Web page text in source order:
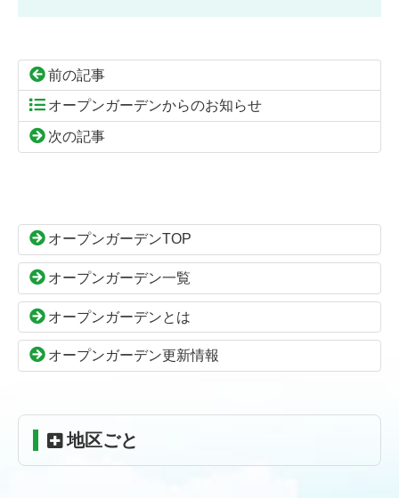
前の記事
オープンガーデンからのお知らせ
次の記事
ン
本
文
先
へ
る
の
頭
へ
る
オープンガーデンTOP
オープンガーデン一覧
オープンガーデンとは
オープンガーデン更新情報
地区ごと